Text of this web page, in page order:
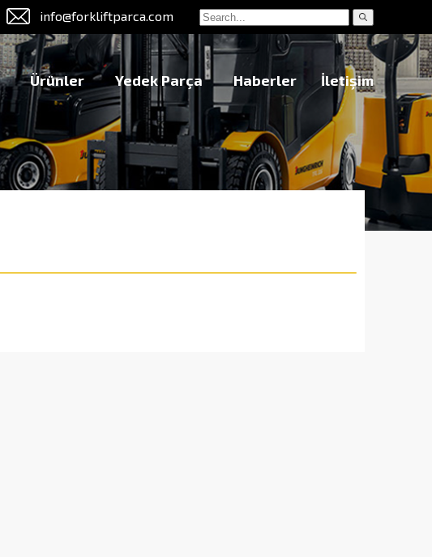
info@forkliftparca.com
Ürünler Yedek Parça Haberler İletişim